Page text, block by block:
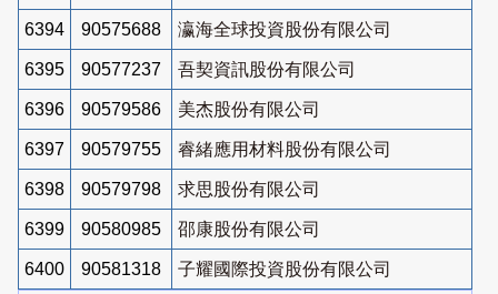
6394 90575688 瀛海全球投資股份有限公司
6395 90577237 吾契資訊股份有限公司
6396 90579586 美杰股份有限公司
6397 90579755 睿緒應用材料股份有限公司
6398 90579798 求思股份有限公司
6399 90580985 邵康股份有限公司
6400 90581318
子耀國際投資股份有限公司